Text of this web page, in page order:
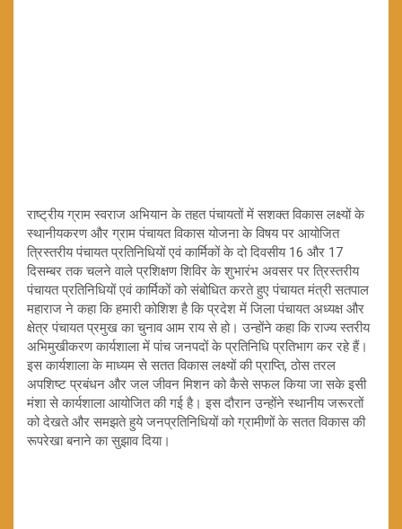
राष्ट्रीय ग्राम स्वराज अभियान के तहत पंचायतों में सशक्त विकास लक्ष्यों के
स्थानीयकरण और ग्राम पंचायत विकास योजना के विषय पर आयोजित
त्रिस्तरीय पंचायत प्रतिनिधियों एवं कार्मिकों के दो दिवसीय 16 और 17
दिसम्बर तक चलने वाले प्रशिक्षण शिविर के शुभारंभ अवसर पर त्रिस्तरीय
पंचायत प्रतिनिधियों एवं कार्मिकों को संबोधित करते हुए पंचायत मंत्री सतपाल
महाराज ने कहा कि हमारी कोशिश है कि प्रदेश में जिला पंचायत अध्यक्ष और
क्षेत्र पंचायत प्रमुख का चुनाव आम राय से हो। उन्‍होंने कहा क‍ि राज्य स्तरीय
अभिमुखीकरण कार्यशाला में पांच जनपदों के प्रतिनिधि प्रतिभाग कर रहे हैं।
इस कार्यशाला के माध्यम से सतत विकास लक्ष्यों की प्राप्ति, ठोस तरल
अपशिष्ट प्रबंधन और जल जीवन मिशन को कैसे सफल किया जा सके इसी
मंशा से कार्यशाला आयोजित की गई है। इस दौरान उन्‍होंने स्‍थानीय जरूरतों
को देखते और समझते हुये जनप्रत‍िन‍िध‍ियों को ग्रामीणों के सतत व‍िकास की
रूपरेखा बनाने का सुझाव द‍िया।